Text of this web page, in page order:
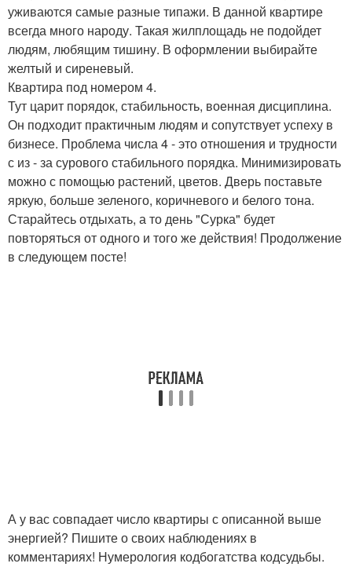
уживаются самые разные типажи. В данной квартире
всегда много народу. Такая жилплощадь не подойдет
людям, любящим тишину. В оформлении выбирайте
желтый и сиреневый.
Квартира под номером 4.
Тут царит порядок, стабильность, военная дисциплина.
Он подходит практичным людям и сопутствует успеху в
бизнесе. Проблема числа 4 - это отношения и трудности
с из - за сурового стабильного порядка. Минимизировать
можно с помощью растений, цветов. Дверь поставьте
яркую, больше зеленого, коричневого и белого тона.
Старайтесь отдыхать, а то день "Сурка" будет
повторяться от одного и того же действия! Продолжение
в следующем посте!
А у вас совпадает число квартиры с описанной выше
энергией? Пишите о своих наблюдениях в
комментариях! Нумерология кодбогатства кодсудьбы.